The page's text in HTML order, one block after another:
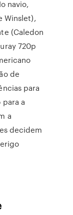
navio,
Winslet),
(Caledon
720p
de
para
a
a
decidem